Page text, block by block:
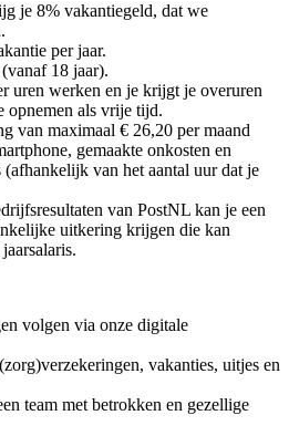
je 8% vakantiegeld, dat we
per jaar.
18 jaar).
uren werken en je krijgt je overuren
opnemen als vrije tijd.
van maximaal € 26,20 per maand
gemaakte onkosten en
van het aantal uur dat je
van PostNL kan je een
uitkering krijgen die kan
volgen via onze digitale
vakanties, uitjes en
team met betrokken en gezellige